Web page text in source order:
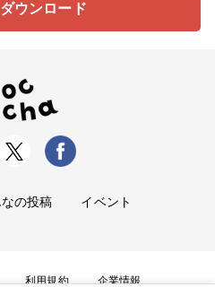
ウンロード
の投稿 イベント
利用規約 企業情報